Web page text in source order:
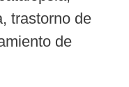
trastorno de
de